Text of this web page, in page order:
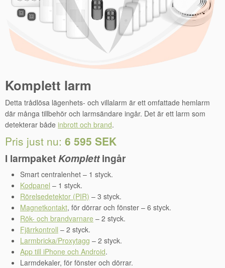
Komplett larm
Detta trådlösa lägenhets- och villalarm är ett omfattade hemlarm
där många tillbehör och larmsändare ingår. Det är ett larm som
detekterar både inbrott och brand.
Pris just nu: 6 595 SEK
I larmpaketKomplettingår
Smart centralenhet – 1 styck.
Kodpanel – 1 styck.
Rörelsedetektor (PIR) – 3 styck.
Magnetkontakt, för dörrar och fönster – 6 styck.
Rök- och brandvarnare – 2 styck.
Fjärrkontroll – 2 styck.
Larmbricka/Proxytagg – 2 styck.
App till iPhone och Android.
Larmdekaler, för fönster och dörrar.